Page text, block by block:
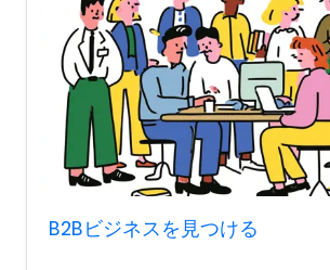
B2Bビジネスを見つける